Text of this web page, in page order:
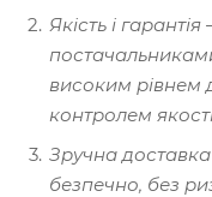
Якість і
високим рівнем
контролем
Зручна
безпечно, без